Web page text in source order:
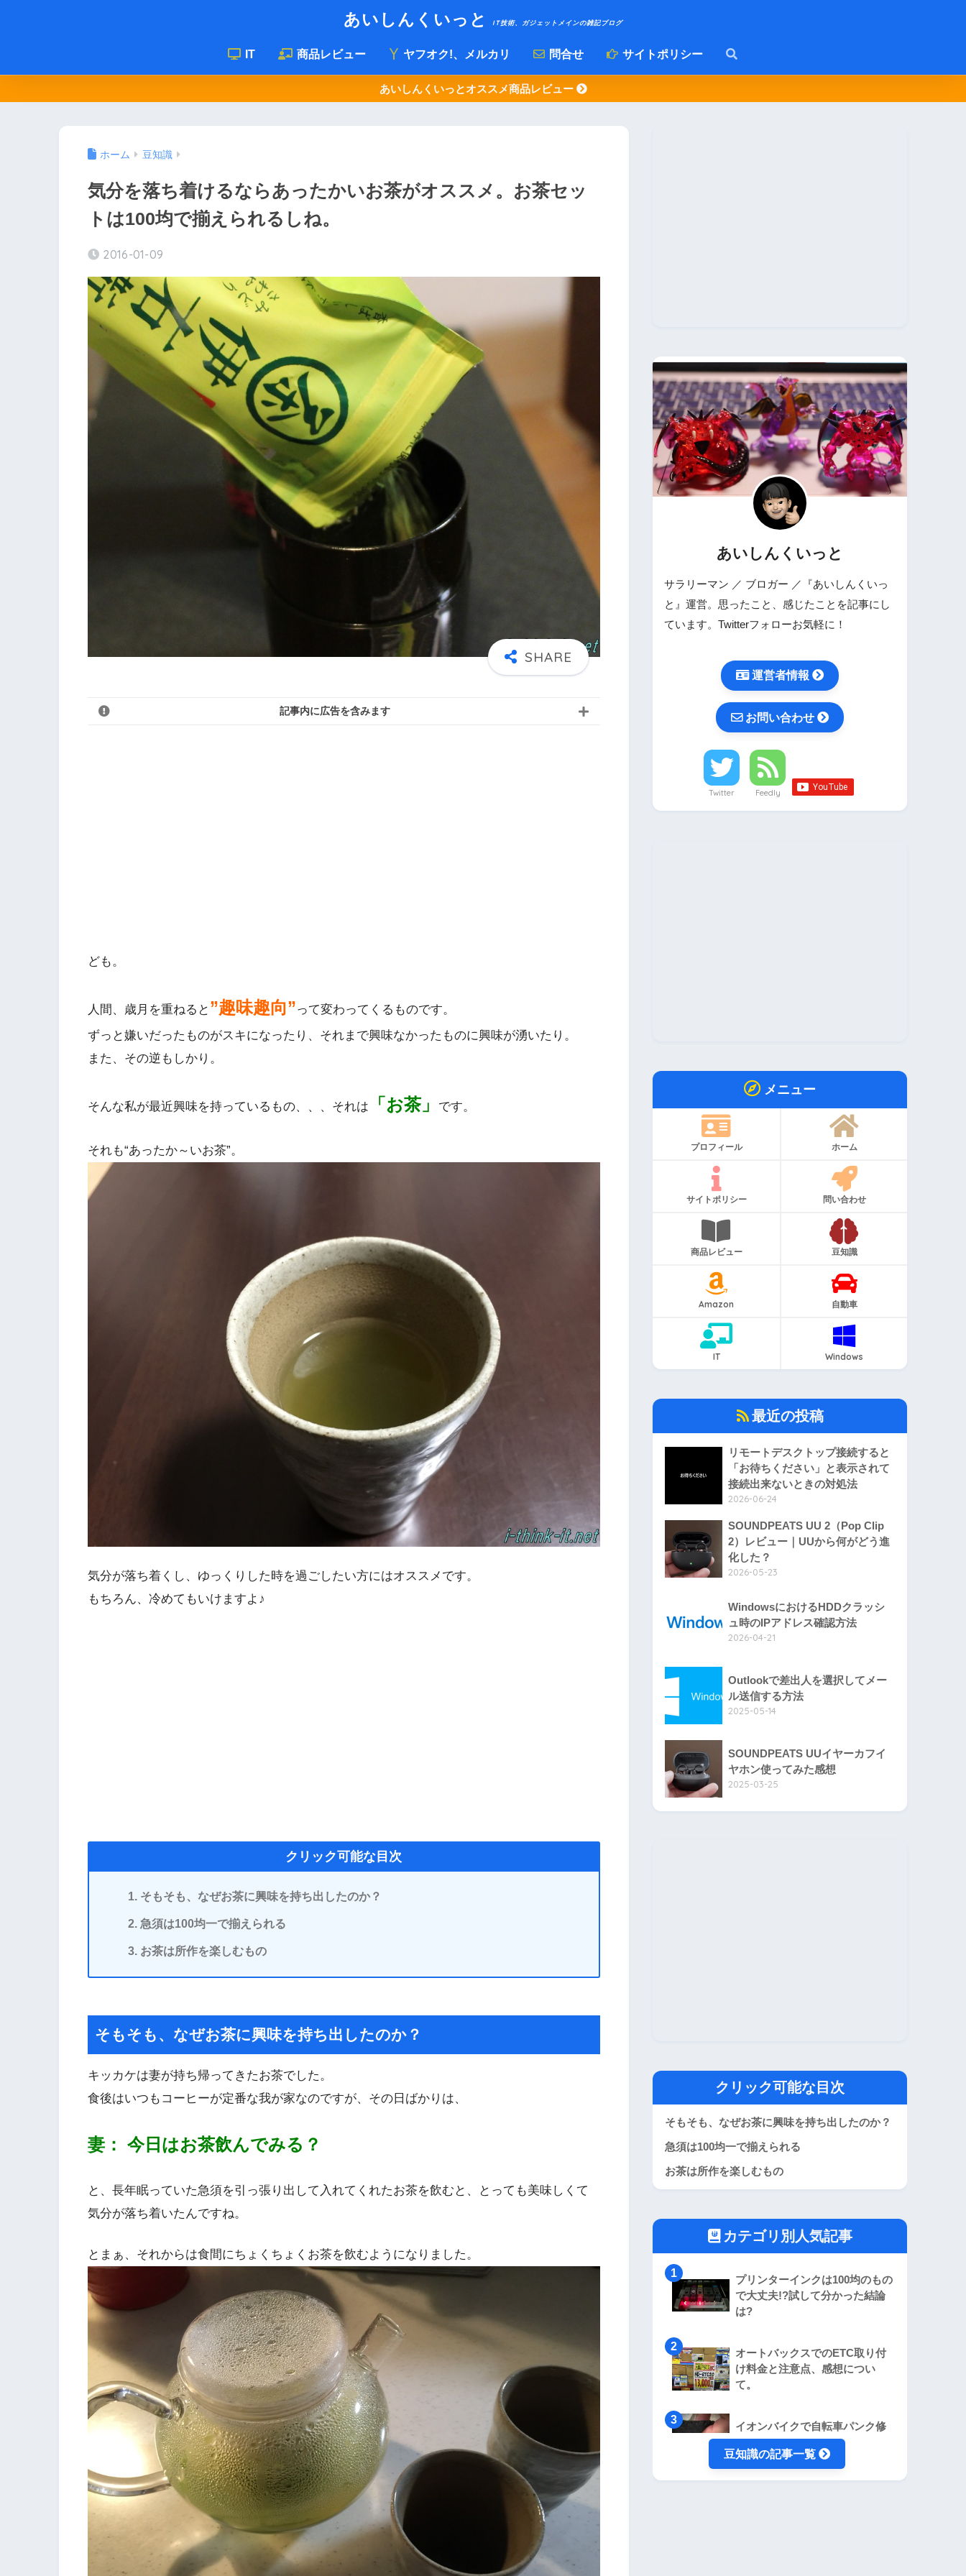
あいしんくいっと IT技術、ガジェットメインの雑記ブログ
IT 商品レビュー ヤフオク!、メルカリ 問合せ サイトポリシー
あいしんくいっとオススメ商品レビュー
ホーム 豆知識
気分を落ち着けるならあったかいお茶がオススメ。お茶セッ
トは100均で揃えられるしね。
2016-01-09
記事内に広告を含みます
ども。
人間、歳月を重ねると ”趣味趣向”って変わってくるものです。
ずっと嫌いだったものがスキになったり、それまで興味なかったものに興味が湧いたり。
また、その逆もしかり。
そんな私が最近興味を持っているもの、、、それは 「お茶」 です。
それも“あったか～いお茶”。
気分が落ち着くし、ゆっくりした時を過ごしたい方にはオススメです。
もちろん、冷めてもいけますよ♪
クリック可能な目次
そもそも、なぜお茶に興味を持ち出したのか？
急須は100均一で揃えられる
お茶は所作を楽しむもの
そもそも、なぜお茶に興味を持ち出したのか？
キッカケは妻が持ち帰ってきたお茶でした。
食後はいつもコーヒーが定番な我が家なのですが、その日ばかりは、
妻： 今日はお茶飲んでみる？
と、長年眠っていた急須を引っ張り出して入れてくれたお茶を飲むと、とっても美味しくて
気分が落ち着いたんですね。
とまぁ、それからは食間にちょくちょくお茶を飲むようになりました。
あいしんくいっと
サラリーマン ／ ブロガー ／『あいしんくいっ
と』運営。思ったこと、感じたことを記事にし
ています。Twitterフォローお気軽に！
運営者情報
お問い合わせ
Twitter Feedly
メニュー
プロフィール ホーム
サイトポリシー 問い合わせ
商品レビュー 豆知識
Amazon 自動車
IT Windows
最近の投稿
リモートデスクトップ接続すると
「お待ちください」と表示されて
接続出来ないときの対処法
2026-06-24
SOUNDPEATS UU 2（Pop Clip
2）レビュー｜UUから何がどう進
化した？
2026-05-23
WindowsにおけるHDDクラッシ
ュ時のIPアドレス確認方法
2026-04-21
Outlookで差出人を選択してメー
ル送信する方法
2025-05-14
SOUNDPEATS UUイヤーカフイ
ヤホン使ってみた感想
2025-03-25
クリック可能な目次
そもそも、なぜお茶に興味を持ち出したのか？
急須は100均一で揃えられる
お茶は所作を楽しむもの
カテゴリ別人気記事
プリンターインクは100均のもの
で大丈夫!?試して分かった結論
は?
オートバックスでのETC取り付
け料金と注意点、感想につい
て。
イオンバイクで自転車パンク修
理！かかった費用、時間につい
て
豆知識の記事一覧